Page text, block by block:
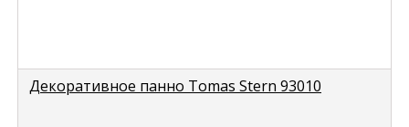
Декоративное панно Tomas Stern 93010